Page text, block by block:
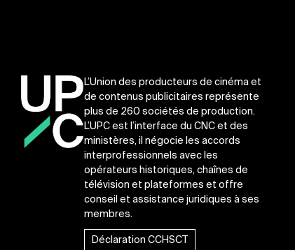
L’Union des producteurs de cinéma et
de contenus publicitaires représente
plus de 260 sociétés de production.
L’UPC est l’interface du CNC et des
ministères, il négocie les accords
interprofessionnels avec les
opérateurs historiques, chaînes de
télévision et plateformes et offre
conseil et assistance juridiques à ses
membres.
Déclaration CCHSCT